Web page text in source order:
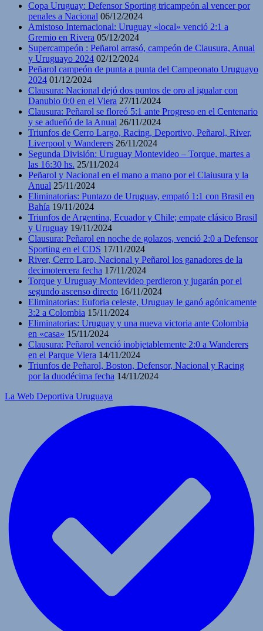
Copa Uruguay: Defensor Sporting tricampeón al vencer por
penales a Nacional 06/12/2024
Amistoso Internacional: Uruguay «local» venció 2:1 a
Gremio en Rivera 05/12/2024
Supercampeón : Peñarol arrasó, campeón de Clausura, Anual
y Uruguayo 2024 02/12/2024
Peñarol campeón de punta a punta del Campeonato Uruguayo
2024 01/12/2024
Clausura: Nacional dejó dos puntos de oro al igualar con
Danubio 0:0 en el Viera 27/11/2024
Clausura: Peñarol se floreó 5:1 ante Progreso en el Centenario
y se adueñó de la Anual 26/11/2024
Triunfos de Cerro Largo, Racing, Deportivo, Peñarol, River,
Liverpool y Wanderers 26/11/2024
Segunda División: Uruguay Montevideo – Torque, martes a
las 16:30 hs. 25/11/2024
Peñarol y Nacional en el mano a mano por el Claiusura y la
Anual 25/11/2024
Eliminatorias: Puntazo de Uruguay, empató 1:1 con Brasil en
Bahía 19/11/2024
Triunfos de Argentina, Ecuador y Chile; empate clásico Brasil
y Uruguay 19/11/2024
Clausura: Peñarol en noche de golazos, venció 2:0 a Defensor
Sporting en el CDS 17/11/2024
River, Cerro Laro, Nacional y Peñarol los ganadores de la
decimotercera fecha 17/11/2024
Torque y Uruguay Montevideo perdieron y jugarán por el
segundo ascenso directo 16/11/2024
Eliminatorias: Euforia celeste, Uruguay le ganó agónicamente
3:2 a Colombia 15/11/2024
Eliminatorias: Uruguay y una nueva victoria ante Colombia
en «casa» 15/11/2024
Clausura: Peñarol venció inobjetablemente 2:0 a Wanderers
en el Parque Viera 14/11/2024
Triunfos de Peñarol, Boston, Defensor, Nacional y Racing
por la duodécima fecha 14/11/2024
La Web Deportiva Uruguaya